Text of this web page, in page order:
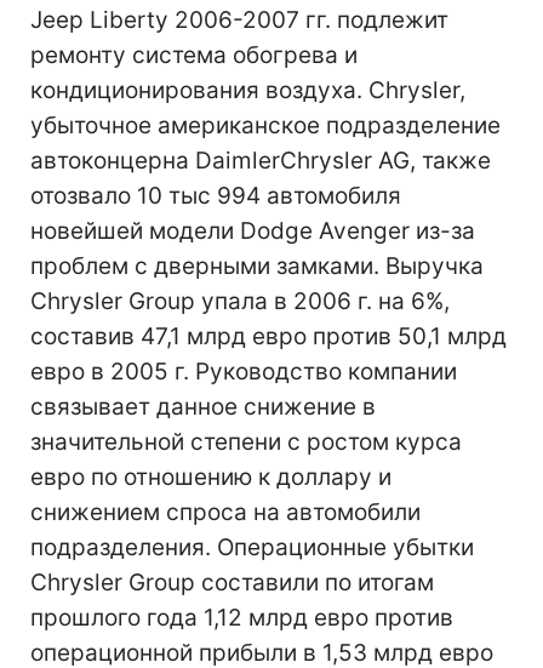
Jeep Liberty 2006-2007 гг. подлежит
ремонту система обогрева и
кондиционирования воздуха. Chrysler,
убыточное американское подразделение
автоконцерна DaimlerChrysler AG, также
отозвало 10 тыс 994 автомобиля
новейшей модели Dodge Avenger из-за
проблем с дверными замками. Выручка
Chrysler Group упала в 2006 г. на 6%,
составив 47,1 млрд евро против 50,1 млрд
евро в 2005 г. Руководство компании
связывает данное снижение в
значительной степени с ростом курса
евро по отношению к доллару и
снижением спроса на автомобили
подразделения. Операционные убытки
Chrysler Group составили по итогам
прошлого года 1,12 млрд евро против
операционной прибыли в 1,53 млрд евро